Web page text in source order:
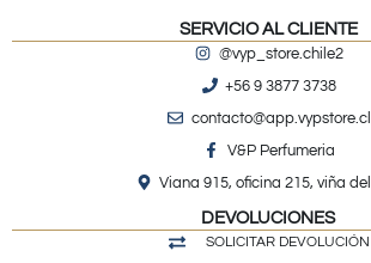
SERVICIO AL CLIENTE
@vyp_store.chile2
+56 9 3877 3738
contacto@app.vypstore.cl
V&P Perfumeria
Viana 915, oficina 215, viña
DEVOLUCIONES
SOLICITAR DEVOLUCIÓN